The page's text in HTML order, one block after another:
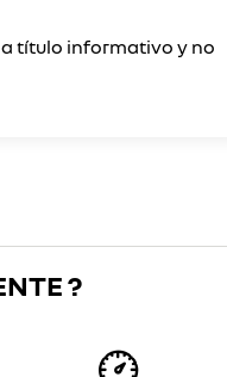
a título informativo y no
?